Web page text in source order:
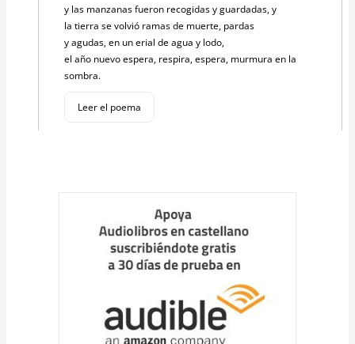
y las manzanas fueron recogidas y guardadas, y
la tierra se volvió ramas de muerte, pardas
y agudas, en un erial de agua y lodo,
el año nuevo espera, respira, espera, murmura en la
sombra.
Leer el poema